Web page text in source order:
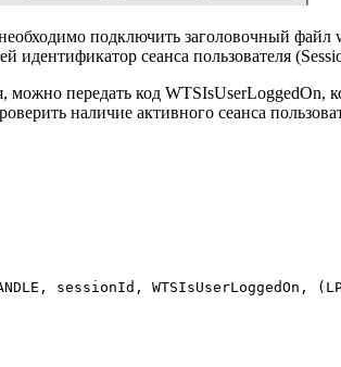
подключить заголовочный
идентификатор сеанса пользователя
можно передать код
наличие активного сеанса
sessionId, WTSIsUserLoggedOn,